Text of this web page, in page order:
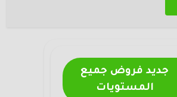
جديد فروض جميع
المستويات